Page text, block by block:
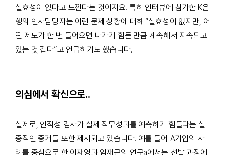
실효성이 없다고 느낀다는 것이지요. 특히 인터뷰에 참가한 K은
행의 인사담당자는 이런 문제 상황에 대해“실효성이 없지만, 어
떤 제도가 한 번 들어오면 나가기 힘든 만큼 계속해서 지속되고
있는 것 같다”고 언급하기도 했습니다.
의심에서 확신으로..
실제로, 인적성 검사가 실제 직무성과를 예측하기 힘들다는 실
증적인 증거들 또한 제시되고 있습니다. 예를 들어 A기업의 사
례를 중심으로 한 이재영과 엄재근의 연구a에서는 선발 과정에